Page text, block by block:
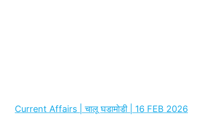
Current Affairs | चालू घडामोडी | 16 FEB 2026